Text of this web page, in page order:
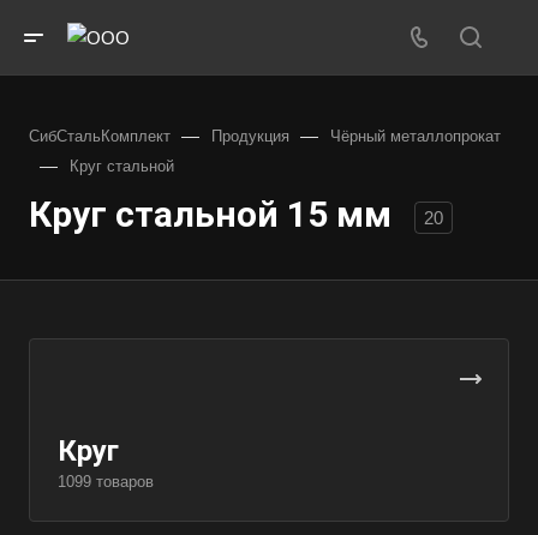
СибСтальКомплект — Продукция — Чёрный металлопрокат
— Круг стальной
Круг стальной 15 мм 20
Круг
1099 товаров